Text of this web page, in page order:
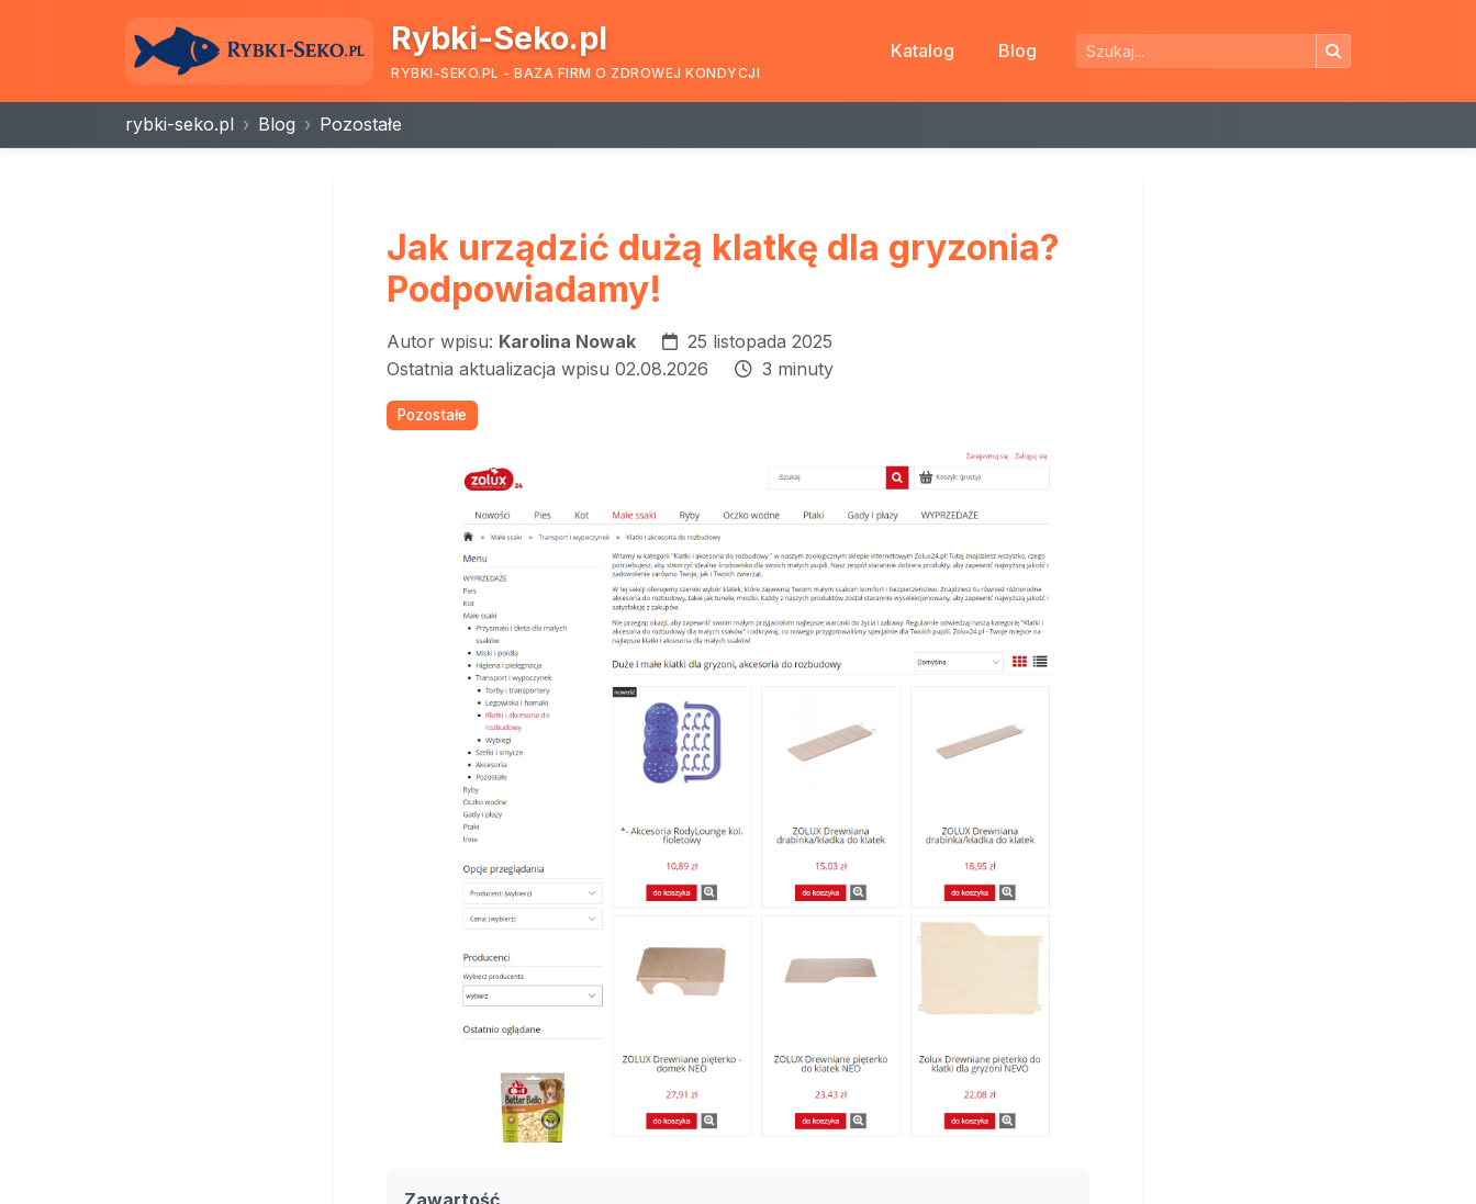
Rybki-Seko.pl
RYBKI-SEKO.PL - BAZA FIRM O ZDROWEJ KONDYCJI
Katalog Blog
rybki-seko.pl Blog Pozostałe
Jak urządzić dużą klatkę dla gryzonia?
Podpowiadamy!
Autor wpisu: Karolina Nowak
25 listopada 2025
Ostatnia aktualizacja wpisu 02.08.2026
3 minuty
Pozostałe
Zawartość